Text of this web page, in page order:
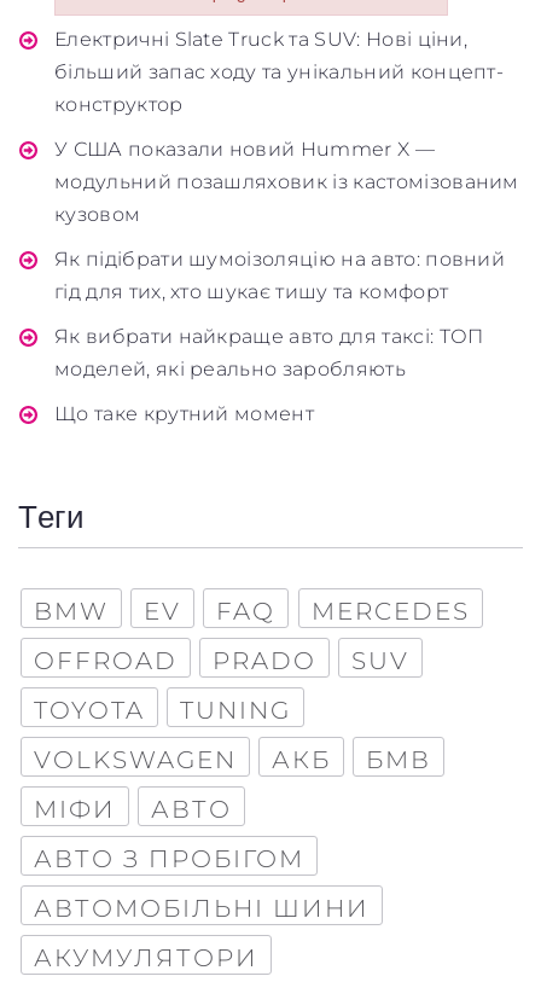
Електричні Slate Truck та SUV: Нові ціни,
більший запас ходу та унікальний концепт-
конструктор
У США показали новий Hummer X —
модульний позашляховик із кастомізованим
кузовом
Як підібрати шумоізоляцію на авто: повний
гід для тих, хто шукає тишу та комфорт
Як вибрати найкраще авто для таксі: ТОП
моделей, які реально заробляють
Що таке крутний момент
Теги
BMW EV FAQ
MERCEDES
OFFROAD
PRADO
SUV
TOYOTA
TUNING
VOLKSWAGEN
АКБ
БМВ
МІФИ
АВТО
АВТО З ПРОБІГОМ
АВТОМОБІЛЬНІ ШИНИ
АКУМУЛЯТОРИ
Maximum file size: 100 МБ
ВІДПРАВИТИ
Failed to initialize plugin: wplink